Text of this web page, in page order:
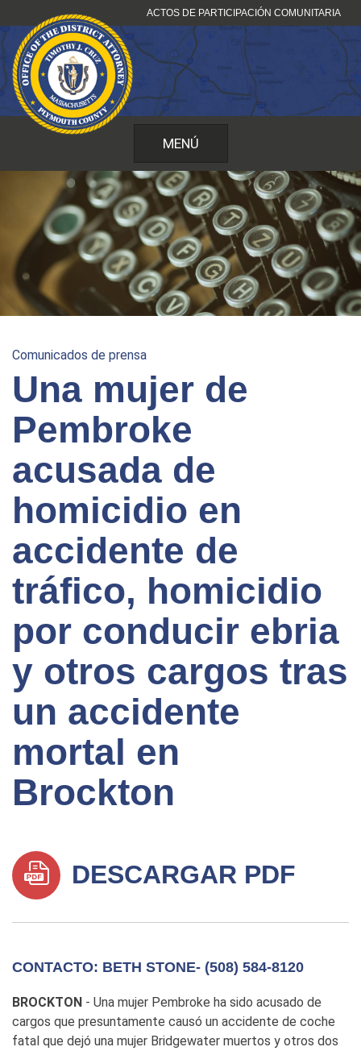
al
contenido
ACTOS DE PARTICIPACIÓN COMUNITARIA
MENÚ
Comunicados de prensa
Una mujer de
Pembroke
acusada de
homicidio en
accidente de
tráfico, homicidio
por conducir ebria
y otros cargos tras
un accidente
mortal en
Brockton
DESCARGAR PDF
CONTACTO: BETH STONE- (508) 584-8120
BROCKTON - Una mujer Pembroke ha sido acusado de
cargos que presuntamente causó un accidente de coche
fatal que dejó una mujer Bridgewater muertos y otros dos